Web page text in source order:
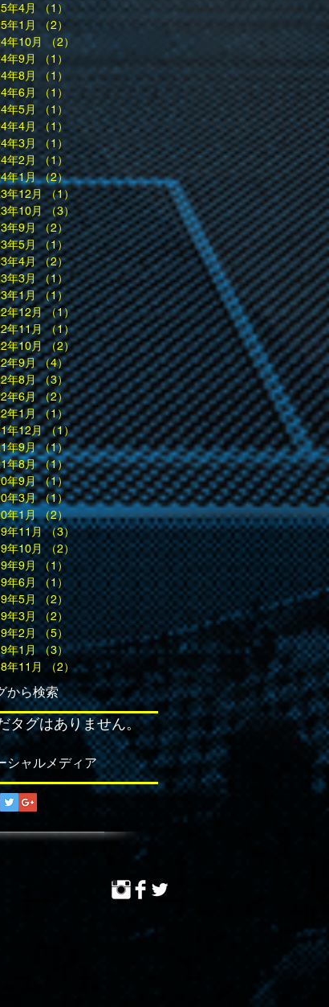
年4月
（1）
1件の記事
年1月
（2）
2件の記事
年10月
（2）
2件の記事
年9月
（1）
年8月
（1）
1件の記事
年6月
（1）
1件の記事
年5月
（1） 1件の記事
年4月 （1） 1件の記事
年3月 （1） 1件の記事
年2月 （1）1件の記事
年1月 （2）2件の記事
年12月 （1）1件の記事
年10月 （3）3件の記事
年9月 （2）2件の記事
年5月 （1）1件の記事
年4月 （2）2件の記事
年3月 （1）1件の記事
年1月 （1）1件の記事
年12月 （1）1件の記事
年11月 （1）1件の記事
年10月 （2）2件の記事
年9月 （4）4件の記事
年8月 （3）3件の記事
年6月 （2）2件の記事
年1月 （1）1件の記事
年12月 （1）1件の記事
年9月 （1）1件の記事
年8月 （1）1件の記事
年9月 （1）1件の記事
年3月 （1）1件の記事
年1月 （2）2件の記事
年11月 （3）3件の記事
年10月 （2）2件の記事
年9月 （1） 1件の記事
年6月 （1） 1件の記事
年5月 （2） 2件の記事
年3月 （2） 2件の記事
年2月
（5） 5件の記事
年1月 （3）3件の記事
年11月 （2）2件の記事
から検索
タグはありません。
シャルメディア